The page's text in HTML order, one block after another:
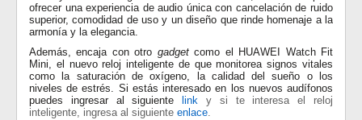
ofrecer una experiencia de audio única con cancelación de ruido
superior, comodidad de uso y un diseño que rinde homenaje a la
armonía y la elegancia.
Además, encaja con otro gadgetcomo el HUAWEI Watch Fit
Mini, el nuevo reloj inteligente de que monitorea signos vitales
como la saturación de oxígeno, la calidad del sueño o los
niveles de estrés. Si estás interesado en los nuevos audífonos
puedes ingresar al siguiente
link y si te interesa el reloj
inteligente, ingresa al siguiente enlace.